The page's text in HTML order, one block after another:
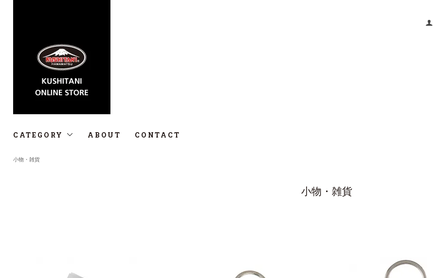
CATEGORY ABOUT CONTACT
小物・雑貨
小物・雑貨